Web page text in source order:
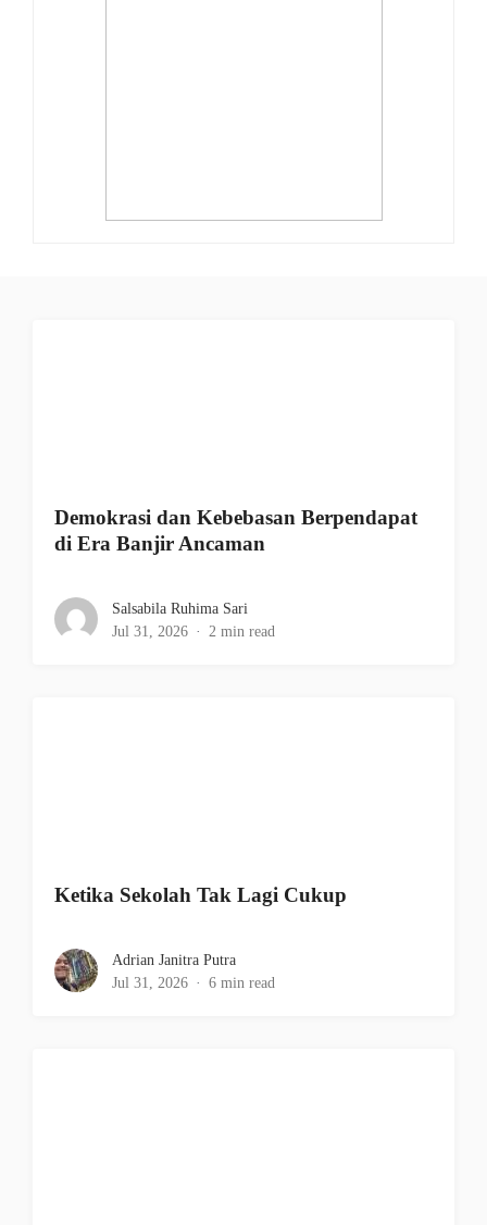
Demokrasi dan Kebebasan Berpendapat
di Era Banjir Ancaman
Salsabila Ruhima Sari
Jul 31, 2026
2 min read
Ketika Sekolah Tak Lagi Cukup
Adrian Janitra Putra
Jul 31, 2026
6 min read